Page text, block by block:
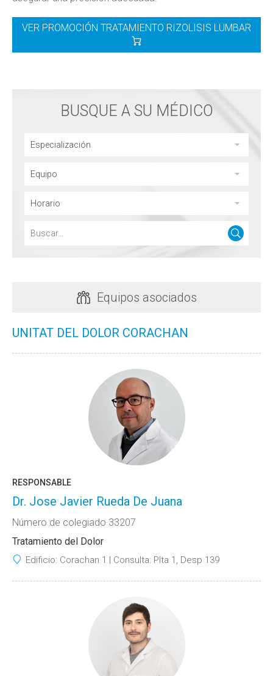
VER PROMOCIÓN TRATAMIENTO RIZOLISIS LUMBAR
BUSQUE A SU MÉDICO
Especialización
Equipo
Horario
Equipos asociados
UNITAT DEL DOLOR CORACHAN
RESPONSABLE
Dr. Jose Javier Rueda De Juana
Número de colegiado 33207
Tratamiento del Dolor
Edificio: Corachan 1 Consulta: Plta 1, Desp 139